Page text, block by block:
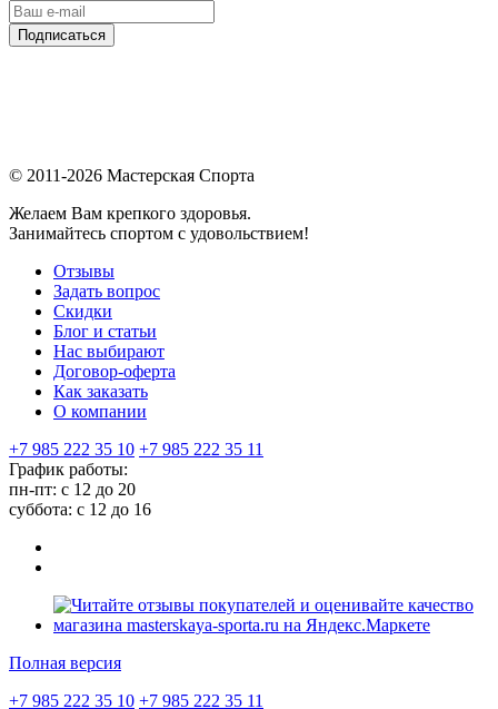
Подписаться
© 2011-2026 Мастерская Спорта
Желаем Вам крепкого здоровья.
Занимайтесь спортом с удовольствием!
Отзывы
Задать вопрос
Скидки
Блог и статьи
Нас выбирают
Договор-оферта
Как заказать
О компании
+7 985 222 35 10 +7 985 222 35 11
График работы:
пн-пт: с 12 до 20
суббота: c 12 до 16
Полная версия
+7 985 222 35 10 +7 985 222 35 11